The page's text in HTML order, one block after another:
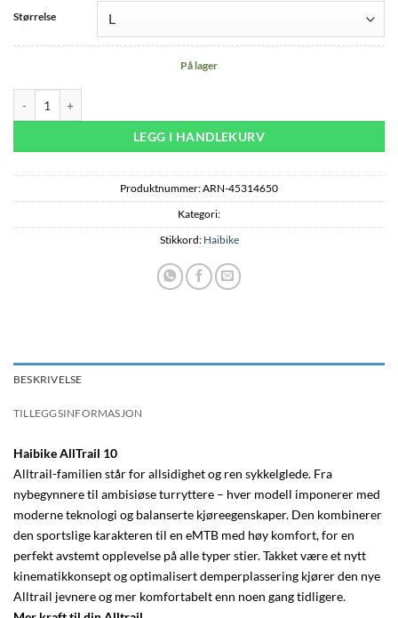
Størrelse
På lager
LEGG I HANDLEKURV
Produktnummer:ARN-45314650
Kategori:
Stikkord: Haibike
BESKRIVELSE
TILLEGGSINFORMASJON
Haibike AllTrail 10
Alltrail-familien står for allsidighet og ren sykkelglede. Fra
nybegynnere til ambisiøse turryttere – hver modell imponerer med
moderne teknologi og balanserte kjøreegenskaper. Den kombinerer
den sportslige karakteren til en eMTB med høy komfort, for en
perfekt avstemt opplevelse på alle typer stier. Takket være et nytt
kinematikkonsept og optimalisert demperplassering kjører den nye
Alltrail jevnere og mer komfortabelt enn noen gang tidligere.